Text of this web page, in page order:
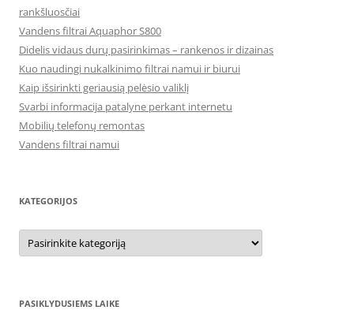
rankšluosčiai
Vandens filtrai Aquaphor S800
Didelis vidaus durų pasirinkimas – rankenos ir dizainas
Kuo naudingi nukalkinimo filtrai namui ir biurui
Kaip išsirinkti geriausią pelėsio valiklį
Svarbi informacija patalyne perkant internetu
Mobilių telefonų remontas
Vandens filtrai namui
KATEGORIJOS
Kategorijos
PASIKLYDUSIEMS LAIKE